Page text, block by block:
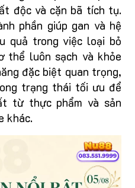
độc và cặn bã tích tụ.
phần giúp gan và hệ
quả trong việc loại bỏ
thể luôn sạch và khỏe
đặc biệt quan trọng,
trạng thái tối ưu để
từ thực phẩm và sản
khác.